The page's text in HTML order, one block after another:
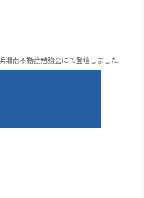
湘南不動産勉強会にて登壇しました